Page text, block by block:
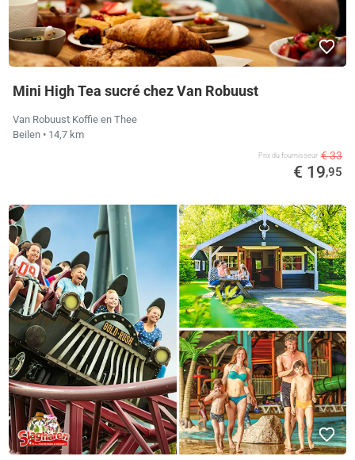
Mini High Tea sucré chez Van Robuust
Van Robuust Koffie en Thee
Beilen • 14,7 km
Prix ​​du fournisseur € 33
€ 19,95